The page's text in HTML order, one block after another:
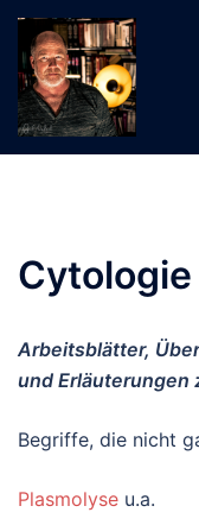
Zum
Inhalt
springen
Cytologie
Arbeitsblätter,
und Erläuterungen
Begriffe, die nicht
Plasmolyse u.a.